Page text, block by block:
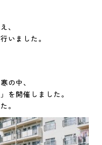
、
いました。
の中、
を開催しました。
。